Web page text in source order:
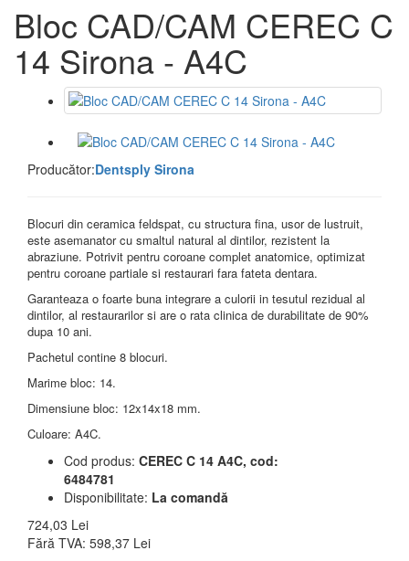
Bloc CAD/CAM CEREC C
14 Sirona - A4C
Producător:Dentsply Sirona
Blocuri din ceramica feldspat, cu structura fina, usor de lustruit,
este asemanator cu smaltul natural al dintilor, rezistent la
abraziune. Potrivit pentru coroane complet anatomice, optimizat
pentru coroane partiale si restaurari fara fateta dentara.
Garanteaza o foarte buna integrare a culorii in tesutul rezidual al
dintilor, al restaurarilor si are o rata clinica de durabilitate de 90%
dupa 10 ani.
Pachetul contine 8 blocuri.
Marime bloc: 14.
Dimensiune bloc: 12x14x18 mm.
Culoare: A4C.
Cod produs: CEREC C 14 A4C, cod:
6484781
Disponibilitate: La comandă
724,03 Lei
Fără TVA: 598,37 Lei